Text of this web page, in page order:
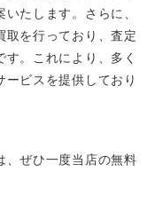
たします。さらに、
取を行っており、査定
。これにより、多く
ビスを提供しており
、ぜひ一度当店の無料